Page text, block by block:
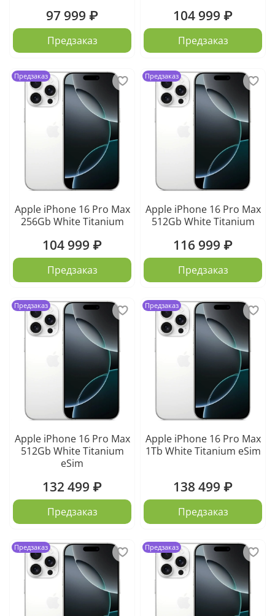
97 999 ₽
Предзаказ
104 999 ₽
Предзаказ
Предзаказ
Apple iPhone 16 Pro Max
256Gb White Titanium
104 999 ₽
Предзаказ
Предзаказ
Apple iPhone 16 Pro Max
512Gb White Titanium
116 999 ₽
Предзаказ
Предзаказ
Apple iPhone 16 Pro Max
512Gb White Titanium
eSim
132 499 ₽
Предзаказ
Предзаказ
Apple iPhone 16 Pro Max
1Tb White Titanium eSim
138 499 ₽
Предзаказ
Предзаказ Предзаказ